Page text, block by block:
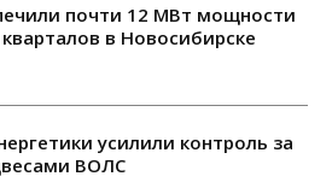
почти 12 МВт мощности
в Новосибирске
усилили контроль за
ВОЛС